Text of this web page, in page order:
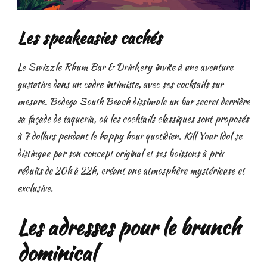
Les speakeasies cachés
Le Swizzle Rhum Bar & Drinkery invite à une aventure
gustative dans un cadre intimiste, avec ses cocktails sur
mesure. Bodega South Beach dissimule un bar secret derrière
sa façade de taqueria, où les cocktails classiques sont proposés
à 7 dollars pendant le happy hour quotidien. Kill Your Idol se
distingue par son concept original et ses boissons à prix
réduits de 20h à 22h, créant une atmosphère mystérieuse et
exclusive.
Les adresses pour le brunch
dominical